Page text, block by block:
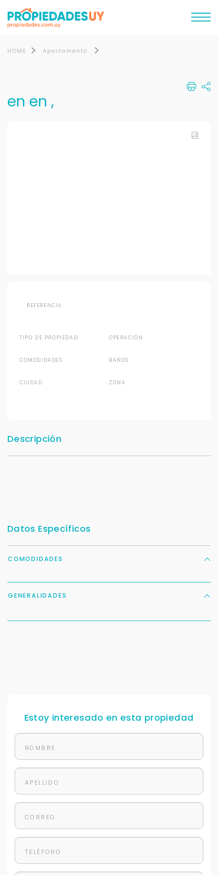
HOME Apartamento
en en ,
REFERENCIA:
TIPO DE PROPIEDAD OPERACIÓN
COMODIDADES BAÑOS
CIUDAD ZONA
Descripción
Datos Específicos
COMODIDADES
GENERALIDADES
Estoy interesado en esta propiedad